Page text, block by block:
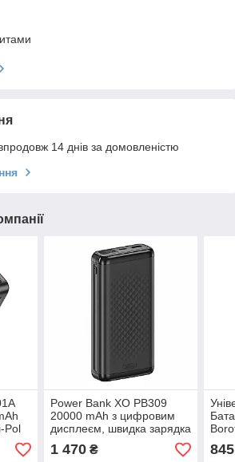
14 днів за домовленістю
Pol
Power Bank XO PB309
20000 mAh з цифровим
дисплеєм, швидка зарядка
22.5W, чорний
1 470₴ 845